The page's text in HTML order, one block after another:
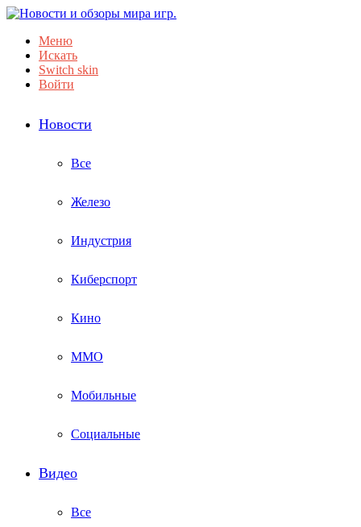
Меню
Искать
Switch skin
Войти
Новости
Все
Железо
Индустрия
Киберспорт
Кино
ММО
Мобильные
Социальные
Видео
Все